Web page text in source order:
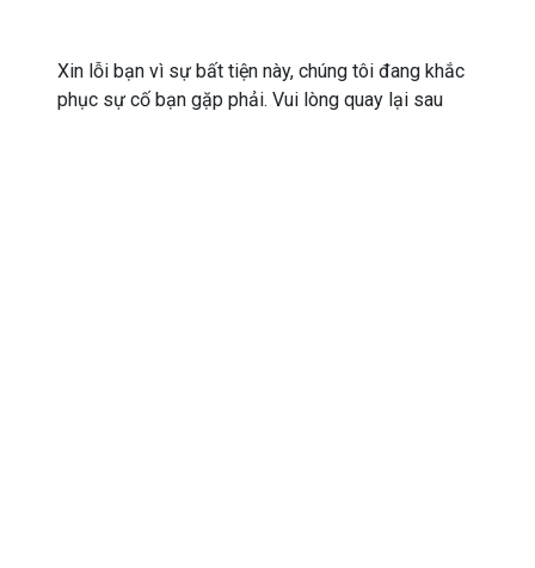
Xin lỗi bạn vì sự bất tiện này, chúng tôi đang khắc
phục sự cố bạn gặp phải. Vui lòng quay lại sau